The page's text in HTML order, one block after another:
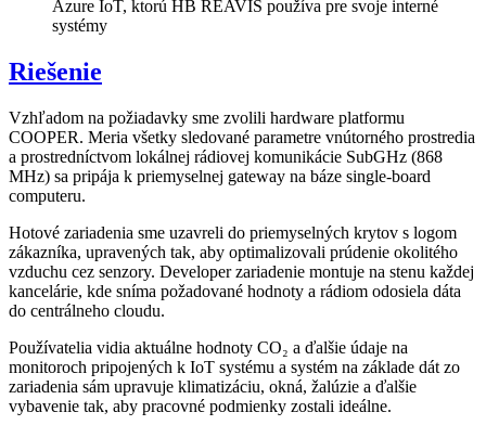
Azure IoT, ktorú HB REAVIS používa pre svoje interné
systémy
Riešenie
Vzhľadom na požiadavky sme zvolili hardware platformu
COOPER. Meria všetky sledované parametre vnútorného prostredia
a prostredníctvom lokálnej rádiovej komunikácie SubGHz (868
MHz) sa pripája k priemyselnej gateway na báze single-board
computeru.
Hotové zariadenia sme uzavreli do priemyselných krytov s logom
zákazníka, upravených tak, aby optimalizovali prúdenie okolitého
vzduchu cez senzory. Developer zariadenie montuje na stenu každej
kancelárie, kde sníma požadované hodnoty a rádiom odosiela dáta
do centrálneho cloudu.
Používatelia vidia aktuálne hodnoty CO₂ a ďalšie údaje na
monitoroch pripojených k IoT systému a systém na základe dát zo
zariadenia sám upravuje klimatizáciu, okná, žalúzie a ďalšie
vybavenie tak, aby pracovné podmienky zostali ideálne.